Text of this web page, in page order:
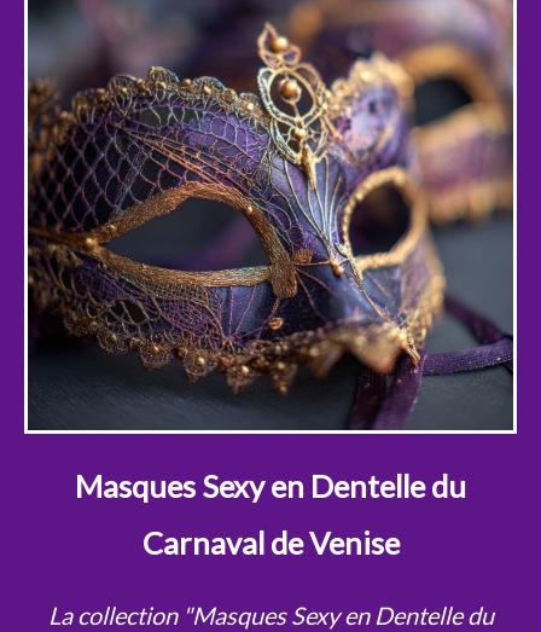
Masques Sexy en Dentelle du
Carnaval de Venise
La collection "Masques Sexy en Dentelle du